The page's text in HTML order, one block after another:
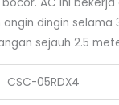
dingin selama
sejauh 2.5
CSC-05RDX4